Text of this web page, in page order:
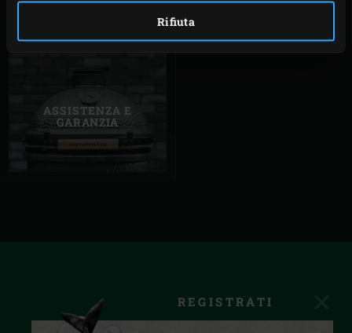
Rifiuta
ASSISTENZA E
GARANZIA
REGISTRATI